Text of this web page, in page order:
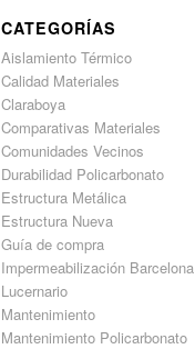
CATEGORÍAS
Aislamiento Térmico
Calidad Materiales
Claraboya
Comparativas Materiales
Comunidades Vecinos
Durabilidad Policarbonato
Estructura Metálica
Estructura Nueva
Guía de compra
Impermeabilización Barcelona
Lucernario
Mantenimiento
Mantenimiento Policarbonato